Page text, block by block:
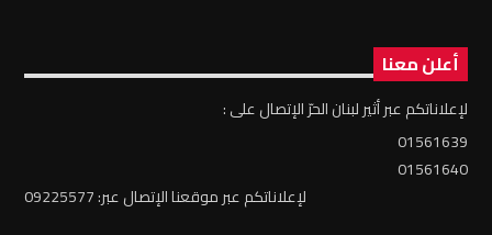
أعلن معنا
لإعلاناتكم عبر أثير لبنان الحرّ الإتصال على :
01561639
01561640
لإعلاناتكم عبر موقعنا الإتصال عبر: 09225577